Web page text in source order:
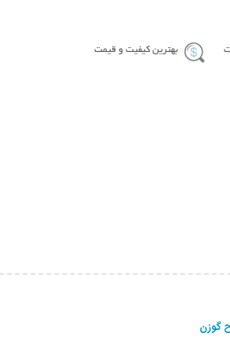
بهترین کیفیت و قیمت
گوزن